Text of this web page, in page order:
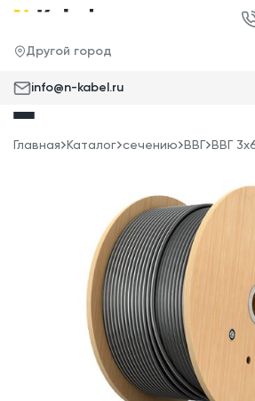
Другой город
info@n-kabel.ru
Главная Каталог сечению ВВГ ВВГ